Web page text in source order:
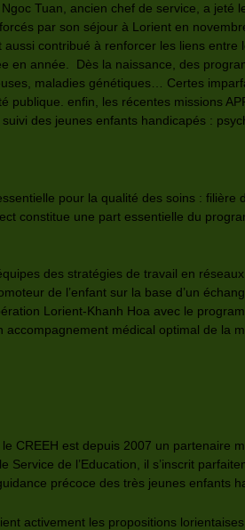
Tuan, ancien chef de service, a jeté
par son séjour à Lorient en
contribué à renforcer les liens
en année. Dès la naissance, des
maladies génétiques… Certes
publique. enfin, les récentes missions
des jeunes enfants handicapés :
pour la qualité des soins :
constitue une part essentielle du
des stratégies de travail en
de l’enfant sur la base d’un
Lorient-Khanh Hoa avec le
médical optimal de la
CREEH est depuis 2007 un partenaire
de l’Education, il s’inscrit
précoce des très jeunes enfants
activement les propositions